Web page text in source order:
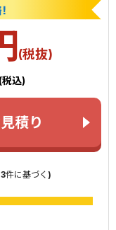
(税抜)
(税込)
積り
件に基づく)